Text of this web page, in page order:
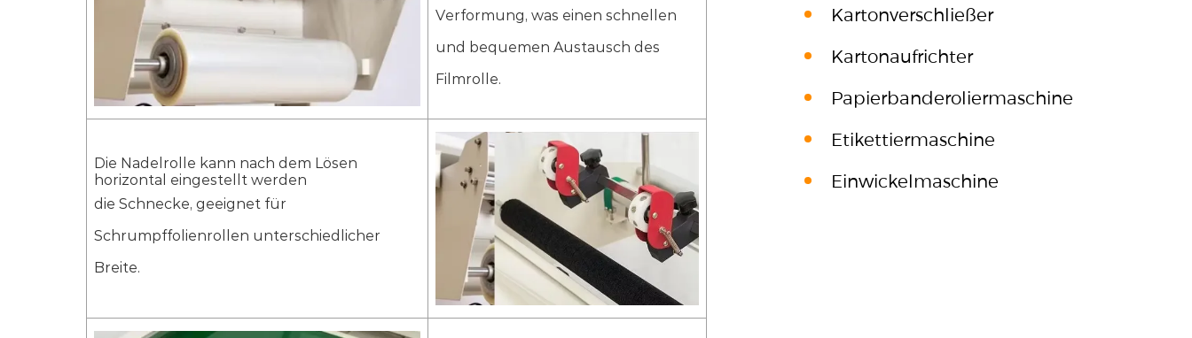
Verformung, was einen schnellen
und bequemen Austausch des
Filmrolle.
Die Nadelrolle kann nach dem Lösen
horizontal eingestellt werden
die Schnecke, geeignet für
Schrumpffolienrollen unterschiedlicher
Breite.
Größe der Maschine L1720*W740*H1050mm/L1260*W670*H1290mm
Gewicht der Maschine 116kg/260kg
Kartonverschließer
Kartonaufrichter
Papierbanderoliermaschine
Etikettiermaschine
Einwickelmaschine